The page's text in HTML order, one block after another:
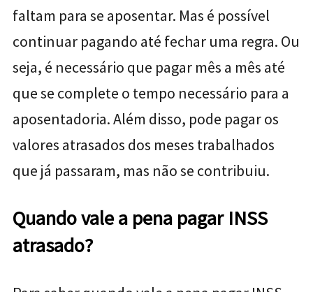
faltam para se aposentar. Mas é possível
continuar pagando até fechar uma regra. Ou
seja, é necessário que pagar mês a mês até
que se complete o tempo necessário para a
aposentadoria. Além disso, pode pagar os
valores atrasados dos meses trabalhados
que já passaram, mas não se contribuiu.
Quando vale a pena pagar INSS
atrasado?